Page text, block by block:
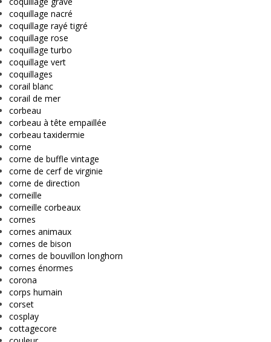
coquillage nacré
coquillage rayé tigré
coquillage rose
coquillage turbo
coquillage vert
coquillages
corail blanc
corail de mer
corbeau
corbeau à tête empaillée
corbeau taxidermie
corne
corne de buffle vintage
corne de cerf de virginie
corne de direction
corneille
corneille corbeaux
cornes
cornes animaux
cornes de bison
cornes de bouvillon longhorn
cornes énormes
corona
corps humain
corset
cosplay
cottagecore